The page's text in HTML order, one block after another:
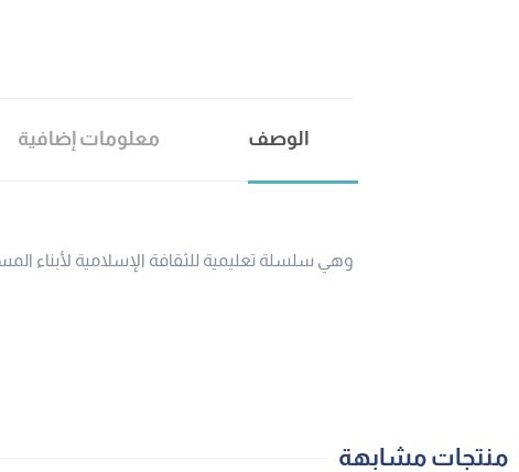
الوصف معلومات إضافية
وهي سلسلة تعليمية للثقافة الإسلامية لأبناء
منتجات مشابهة